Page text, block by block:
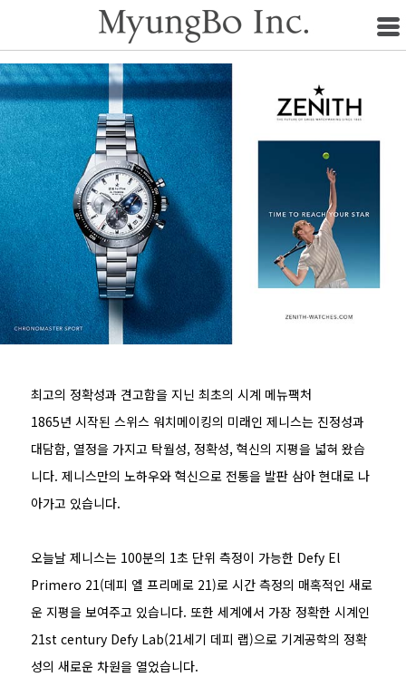
최고의 정확성과 견고함을 지닌 최초의 시계 메뉴팩처
1865년 시작된 스위스 워치메이킹의 미래인 제니스는 진정성과
대담함, 열정을 가지고 탁월성, 정확성, 혁신의 지평을 넓혀 왔습
니다. 제니스만의 노하우와 혁신으로 전통을 발판 삼아 현대로 나
아가고 있습니다.
오늘날 제니스는 100분의 1초 단위 측정이 가능한 Defy El
Primero 21(데피 엘 프리메로 21)로 시간 측정의 매혹적인 새로
운 지평을 보여주고 있습니다. 또한 세계에서 가장 정확한 시계인
21st century Defy Lab(21세기 데피 랩)으로 기계공학의 정확
성의 새로운 차원을 열었습니다.